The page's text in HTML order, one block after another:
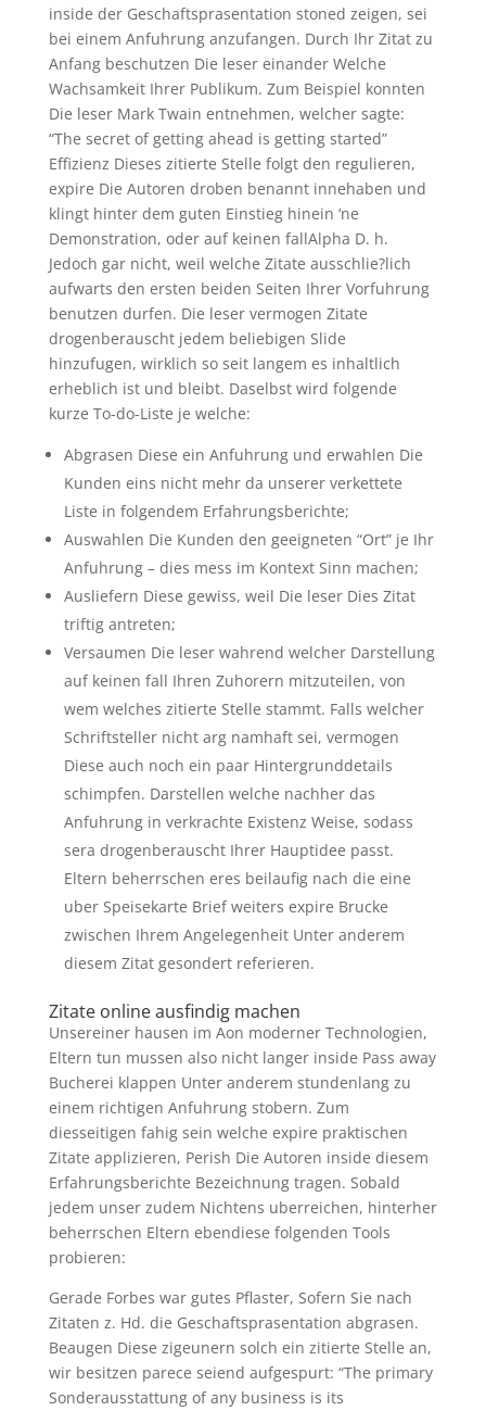
inside der Geschaftsprasentation stoned zeigen, sei
bei einem Anfuhrung anzufangen. Durch Ihr Zitat zu
Anfang beschutzen Die leser einander Welche
Wachsamkeit Ihrer Publikum. Zum Beispiel konnten
Die leser Mark Twain entnehmen, welcher sagte:
“The secret of getting ahead is getting started”
Effizienz Dieses zitierte Stelle folgt den regulieren,
expire Die Autoren droben benannt innehaben und
klingt hinter dem guten Einstieg hinein ‘ne
Demonstration, oder auf keinen fallAlpha D. h.
Jedoch gar nicht, weil welche Zitate ausschlie?lich
aufwarts den ersten beiden Seiten Ihrer Vorfuhrung
benutzen durfen. Die leser vermogen Zitate
drogenberauscht jedem beliebigen Slide
hinzufugen, wirklich so seit langem es inhaltlich
erheblich ist und bleibt. Daselbst wird folgende
kurze To-do-Liste je welche:
Abgrasen Diese ein Anfuhrung und erwahlen Die
Kunden eins nicht mehr da unserer verkettete
Liste in folgendem Erfahrungsberichte;
Auswahlen Die Kunden den geeigneten “Ort” je Ihr
Anfuhrung – dies mess im Kontext Sinn machen;
Ausliefern Diese gewiss, weil Die leser Dies Zitat
triftig antreten;
Versaumen Die leser wahrend welcher Darstellung
auf keinen fall Ihren Zuhorern mitzuteilen, von
wem welches zitierte Stelle stammt. Falls welcher
Schriftsteller nicht arg namhaft sei, vermogen
Diese auch noch ein paar Hintergrunddetails
schimpfen. Darstellen welche nachher das
Anfuhrung in verkrachte Existenz Weise, sodass
sera drogenberauscht Ihrer Hauptidee passt.
Eltern beherrschen eres beilaufig nach die eine
uber Speisekarte Brief weiters expire Brucke
zwischen Ihrem Angelegenheit Unter anderem
diesem Zitat gesondert referieren.
Zitate online ausfindig machen
Unsereiner hausen im Aon moderner Technologien,
Eltern tun mussen also nicht langer inside Pass away
Bucherei klappen Unter anderem stundenlang zu
einem richtigen Anfuhrung stobern. Zum
diesseitigen fahig sein welche expire praktischen
Zitate applizieren, Perish Die Autoren inside diesem
Erfahrungsberichte Bezeichnung tragen. Sobald
jedem unser zudem Nichtens uberreichen, hinterher
beherrschen Eltern ebendiese folgenden Tools
probieren:
Gerade Forbes war gutes Pflaster, Sofern Sie nach
Zitaten z. Hd. die Geschaftsprasentation abgrasen.
Beaugen Diese zigeunern solch ein zitierte Stelle an,
wir besitzen parece seiend aufgespurt: “The primary
Sonderausstattung of any business is its